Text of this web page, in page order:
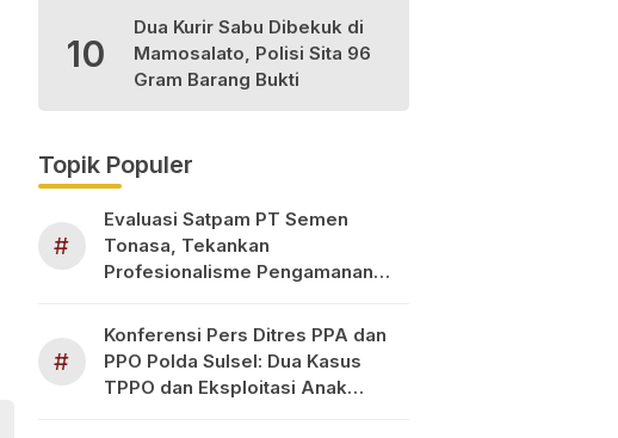
10
Dua Kurir Sabu Dibekuk di
Mamosalato, Polisi Sita 96
Gram Barang Bukti
Topik Populer
#
Evaluasi Satpam PT Semen
Tonasa, Tekankan
Profesionalisme Pengamanan
#
Konferensi Pers Ditres PPA dan
PPO Polda Sulsel: Dua Kasus
TPPO dan Eksploitasi Anak